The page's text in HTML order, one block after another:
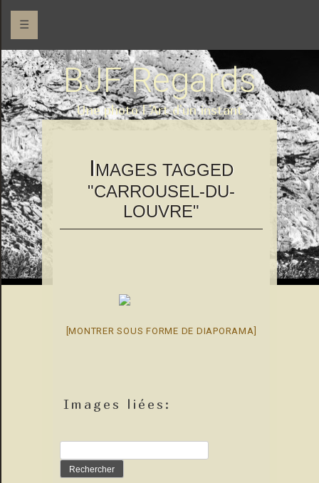
☰
BJF Regards
Une photo l 'Art d'un instant
IMAGES TAGGED
"CARROUSEL-DU-
LOUVRE"
[MONTRER SOUS FORME DE DIAPORAMA]
Images liées: